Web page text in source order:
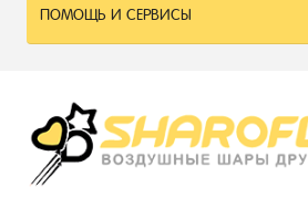
ПОМОЩЬ И СЕРВИСЫ